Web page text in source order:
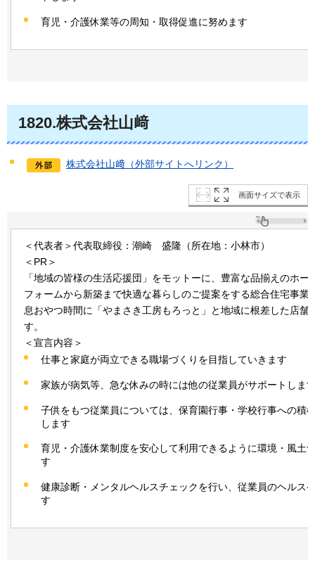
育児・介護休業等の周知・取得促進に努めます
1820.株式会社山﨑
株式会社山﨑（外部サイトへリンク）
画面サイズで表示
＜代表者＞代表取締役：潮崎 盛隆 （所在地：小林市）
＜PR＞
「地域の皆様の生活応援団」をモットーに、豊富な品揃えのホー
フォームから新築まで快適な暮らしのご提案をする総合住宅事業
息おやつ時間に「やまさき工房もろっと」と地域に根差した店舗
す。
＜宣言内容＞
仕事と家庭が両立できる職場づくりを目指していきます
家族が病気等、急な休みの時には他の従業員がサポートしま
子供をもつ従業員については、保育園行事・学校行事への積
します
育児・介護休業制度を安心して利用できるように環境・風土
す
健康診断・メンタルヘルスチェックを行い、従業員のヘルス
す